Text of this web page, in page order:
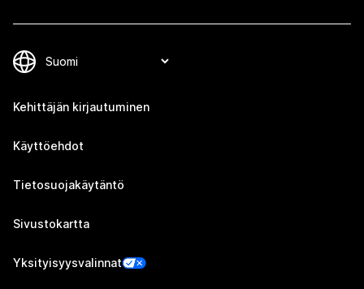
Kehittäjän kirjautuminen
Käyttöehdot
Tietosuojakäytäntö
Sivustokartta
Yksityisyysvalinnat